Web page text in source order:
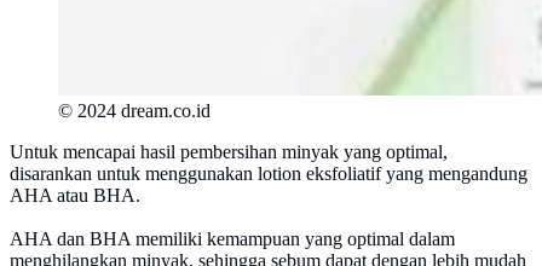
© 2024 dream.co.id
Untuk mencapai hasil pembersihan minyak yang optimal,
disarankan untuk menggunakan lotion eksfoliatif yang mengandung
AHA atau BHA.
AHA dan BHA memiliki kemampuan yang optimal dalam
menghilangkan minyak, sehingga sebum dapat dengan lebih mudah